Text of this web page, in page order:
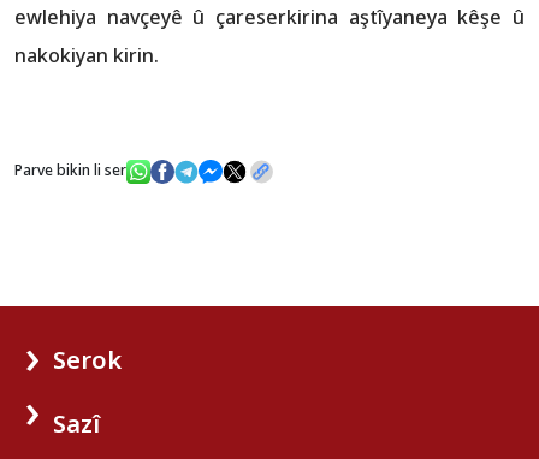
ewlehiya navçeyê û çareserkirina aştîyaneya kêşe û
nakokiyan kirin.
Parve bikin li ser
Serok
Sazî